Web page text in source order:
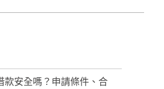
款安全嗎？申請條件、合